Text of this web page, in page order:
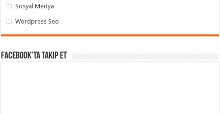
Sosyal Medya
Wordpress Seo
Facebook’ta takip et